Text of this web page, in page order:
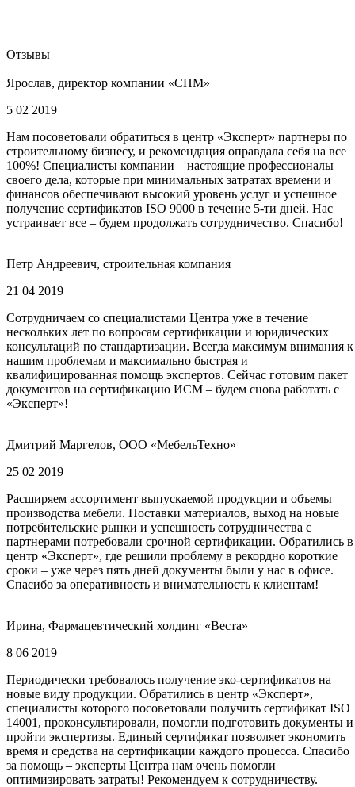
Отзывы
Ярослав, директор компании «СПМ»
5 02 2019
Нам посоветовали обратиться в центр «Эксперт» партнеры по
строительному бизнесу, и рекомендация оправдала себя на все
100%! Специалисты компании – настоящие профессионалы
своего дела, которые при минимальных затратах времени и
финансов обеспечивают высокий уровень услуг и успешное
получение сертификатов ISO 9000 в течение 5-ти дней. Нас
устраивает все – будем продолжать сотрудничество. Спасибо!
Петр Андреевич, строительная компания
21 04 2019
Сотрудничаем со специалистами Центра уже в течение
нескольких лет по вопросам сертификации и юридических
консультаций по стандартизации. Всегда максимум внимания к
нашим проблемам и максимально быстрая и
квалифицированная помощь экспертов. Сейчас готовим пакет
документов на сертификацию ИСМ – будем снова работать с
«Эксперт»!
Дмитрий Маргелов, ООО «МебельТехно»
25 02 2019
Расширяем ассортимент выпускаемой продукции и объемы
производства мебели. Поставки материалов, выход на новые
потребительские рынки и успешность сотрудничества с
партнерами потребовали срочной сертификации. Обратились в
центр «Эксперт», где решили проблему в рекордно короткие
сроки – уже через пять дней документы были у нас в офисе.
Спасибо за оперативность и внимательность к клиентам!
Ирина, Фармацевтический холдинг «Веста»
8 06 2019
Периодически требовалось получение эко-сертификатов на
новые виду продукции. Обратились в центр «Эксперт»,
специалисты которого посоветовали получить сертификат ISO
14001, проконсультировали, помогли подготовить документы и
пройти экспертизы. Единый сертификат позволяет экономить
время и средства на сертификации каждого процесса. Спасибо
за помощь – эксперты Центра нам очень помогли
оптимизировать затраты! Рекомендуем к сотрудничеству.